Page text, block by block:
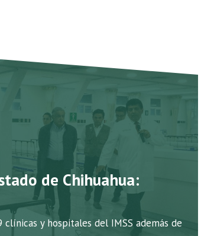
de Chihuahua:
y hospitales del IMSS además de